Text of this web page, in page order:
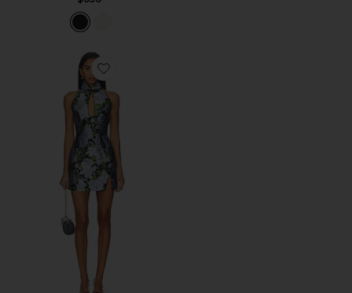
Favorite EVA ドレス